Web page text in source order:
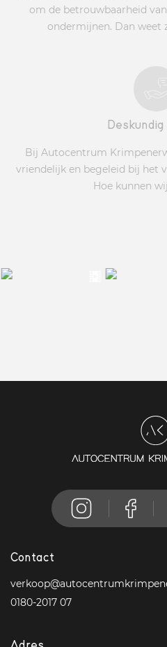
om de betrouwbaarheid
ondermijnen. Dan weet
Bij Autocentrum
vriendelijk en begeleid bij het
Hoe kunnen
Contact
0180-2017 07